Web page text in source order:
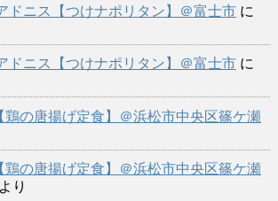
ドニス【つけナポリタン】＠富士市に
ドニス【つけナポリタン】＠富士市に
鶏の唐揚げ定食】＠浜松市中央区篠ケ瀬
鶏の唐揚げ定食】＠浜松市中央区篠ケ瀬
より